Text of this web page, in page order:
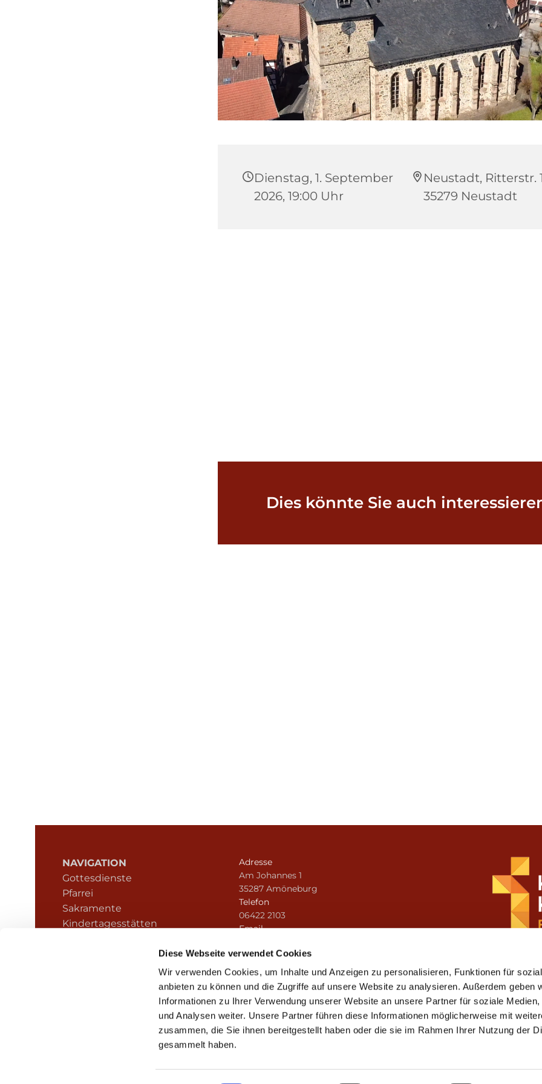
Diese Webseite verwendet Cookies
Wir verwenden Cookies, um Inhalte und Anzeigen zu personalisieren, Funktionen für
anbieten zu können und die Zugriffe auf unsere Website zu analysieren. Außerdem geben
Informationen zu Ihrer Verwendung unserer Website an unsere Partner für soziale Medien,
und Analysen weiter. Unsere Partner führen diese Informationen möglicherweise mit
zusammen, die Sie ihnen bereitgestellt haben oder die sie im Rahmen Ihrer Nutzung der
gesammelt haben.
Dienstag, 1. September
2026, 19:00 Uhr
Neustadt, Ritterstr.
35279 Neustadt
Dies könnte Sie auch
NAVIGATION
Gottesdienste
Pfarrei
Sakramente
Kindertagesstätten
Hinweisgeberschutz
Adresse
Am Johannes 1
35287 Amöneburg
Telefon
06422 2103
Email
Impressum Datenschutzerklärung ChurchDesk-